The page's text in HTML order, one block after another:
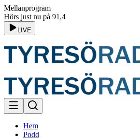
Mellanprogram
Hörs just nu på 91,4
LIVE
Hem
Podd